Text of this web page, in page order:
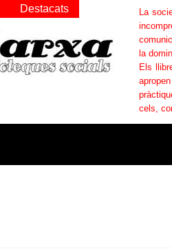
La
la
Els
cels,
Destacats